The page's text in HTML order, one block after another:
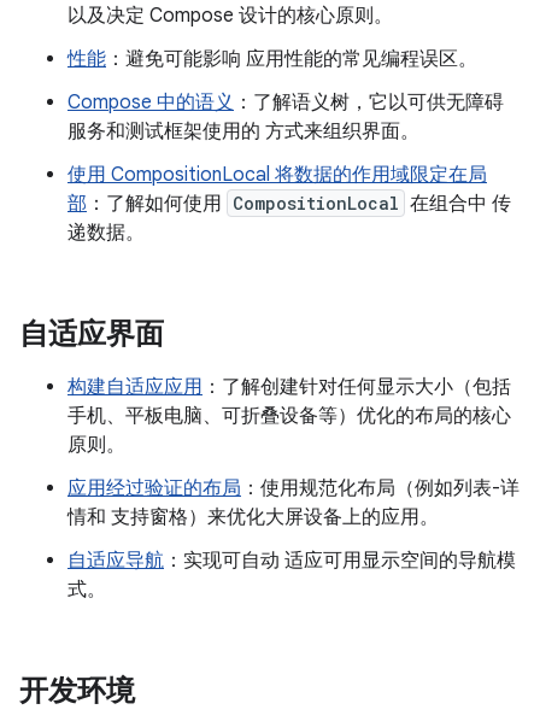
以及决定 Compose 设计的核心原则。
性能 ：避免可能影响 应用性能的常见编程误区。
Compose 中的语义 ：了解语义树，它以可供无障碍
服务和测试框架使用的 方式来组织界面。
使用 CompositionLocal 将数据的作用域限定在局
部 ：了解如何使用 CompositionLocal 在组合中 传
递数据。
自适应界面
构建自适应应用 ：了解创建针对任何显示大小（包括
手机、平板电脑、可折叠设备等）优化的布局的核心
原则。
应用经过验证的布局 ：使用规范化布局（例如列表-详
情和 支持窗格）来优化大屏设备上的应用。
自适应导航 ：实现可自动 适应可用显示空间的导航模
式。
开发环境